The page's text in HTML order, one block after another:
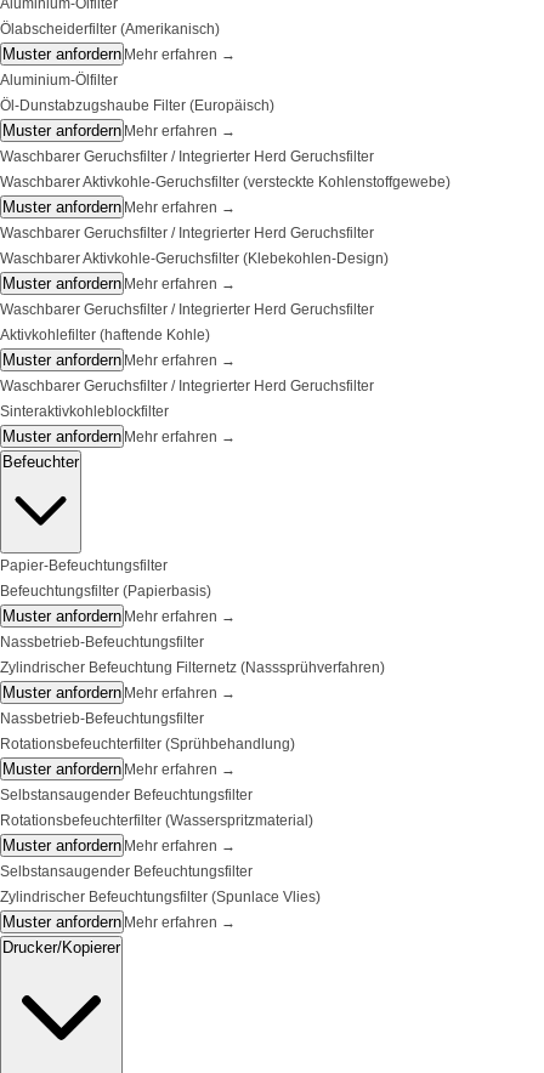
Aluminium-Ölfilter
Ölabscheiderfilter (Amerikanisch)
Muster anfordern Mehr erfahren →
Aluminium-Ölfilter
Öl-Dunstabzugshaube Filter (Europäisch)
Muster anfordern Mehr erfahren →
Waschbarer Geruchsfilter / Integrierter Herd Geruchsfilter
Waschbarer Aktivkohle-Geruchsfilter (versteckte Kohlenstoffgewebe)
Muster anfordern Mehr erfahren →
Waschbarer Geruchsfilter / Integrierter Herd Geruchsfilter
Waschbarer Aktivkohle-Geruchsfilter (Klebekohlen-Design)
Muster anfordern Mehr erfahren →
Waschbarer Geruchsfilter / Integrierter Herd Geruchsfilter
Aktivkohlefilter (haftende Kohle)
Muster anfordern Mehr erfahren →
Waschbarer Geruchsfilter / Integrierter Herd Geruchsfilter
Sinteraktivkohleblockfilter
Muster anfordern Mehr erfahren →
Befeuchter
Papier-Befeuchtungsfilter
Befeuchtungsfilter (Papierbasis)
Muster anfordern Mehr erfahren →
Nassbetrieb-Befeuchtungsfilter
Zylindrischer Befeuchtung Filternetz (Nasssprühverfahren)
Muster anfordern Mehr erfahren →
Nassbetrieb-Befeuchtungsfilter
Rotationsbefeuchterfilter (Sprühbehandlung)
Muster anfordern Mehr erfahren →
Selbstansaugender Befeuchtungsfilter
Rotationsbefeuchterfilter (Wasserspritzmaterial)
Muster anfordern Mehr erfahren →
Selbstansaugender Befeuchtungsfilter
Zylindrischer Befeuchtungsfilter (Spunlace Vlies)
Muster anfordern Mehr erfahren →
Drucker/Kopierer